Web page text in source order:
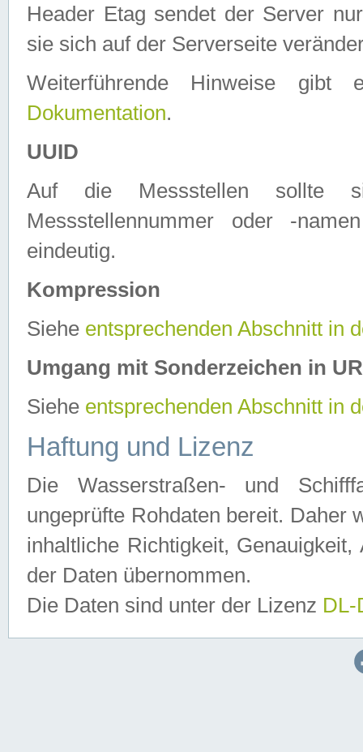
Header Etag sendet der Server
sie sich auf der Serverseite
Weiterführende Hinweise
Dokumentation.
UUID
Auf die Messstellen sollte
Messstellennummer oder -
eindeutig.
Kompression
Siehe entsprechenden Abschnitt in
Umgang mit Sonderzeichen in
Siehe entsprechenden Abschnitt in
Haftung und Lizenz
Die Wasserstraßen- und
ungeprüfte Rohdaten bereit. Daher
inhaltliche Richtigkeit,
der Daten übernommen.
Die Daten sind unter der Lizenz